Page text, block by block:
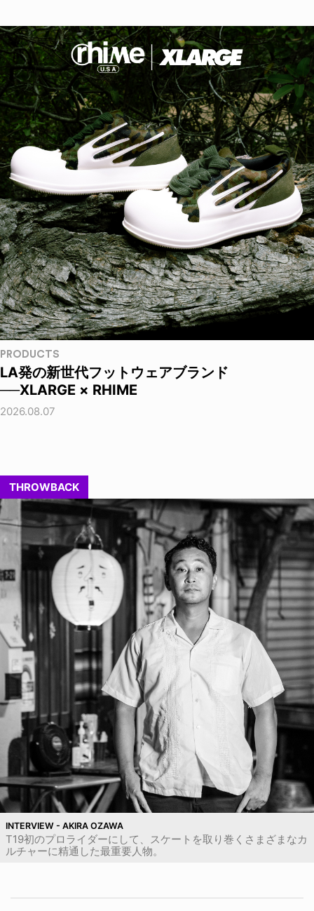
PRODUCTS
LA発の新世代フットウェアブランド
──XLARGE × RHIME
2026.08.07
THROWBACK
INTERVIEW - AKIRA OZAWA
T19初のプロライダーにして、スケートを取り巻くさまざまなカ
ルチャーに精通した最重要人物。